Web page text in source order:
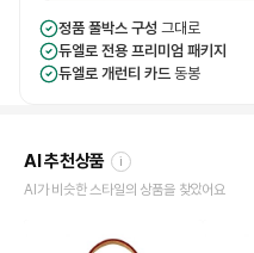
정품 풀박스 구성 그대로
듀엘로 전용 프리미엄 패키지
듀엘로 개런티 카드 동봉
AI 추천상품 i
AI가 비슷한 스타일의 상품을 찾았어요